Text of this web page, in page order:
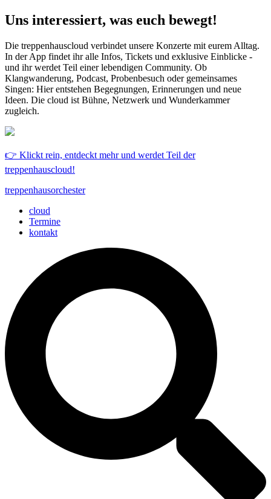
Uns interessiert, was euch bewegt!
Die treppenhauscloud verbindet unsere Konzerte mit eurem Alltag.
In der App findet ihr alle Infos, Tickets und exklusive Einblicke -
und ihr werdet Teil einer lebendigen Community. Ob
Klangwanderung, Podcast, Probenbesuch oder gemeinsames
Singen: Hier entstehen Begegnungen, Erinnerungen und neue
Ideen. Die cloud ist Bühne, Netzwerk und Wunderkammer
zugleich.
👉 Klickt rein, entdeckt mehr und werdet Teil der
treppenhauscloud!
treppenhausorchester
cloud
Termine
kontakt